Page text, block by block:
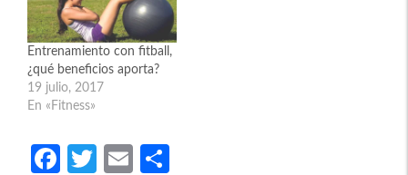
Entrenamiento con fitball,
¿qué beneficios aporta?
19 julio, 2017
En «Fitness»
Fa
T
E